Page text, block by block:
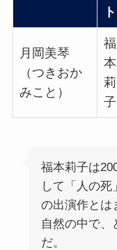
ト
月岡美琴
（つきおか
みこと）
福
本
莉
子
福本莉子は
して「人の
の出演作とは
自然の中で、
だ。